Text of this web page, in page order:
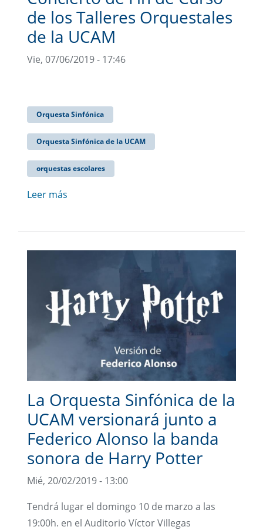
de los Talleres Orquestales
de la UCAM
Vie, 07/06/2019 - 17:46
Orquesta Sinfónica
Orquesta Sinfónica de la UCAM
orquestas escolares
Leer más
La Orquesta Sinfónica de la
UCAM versionará junto a
Federico Alonso la banda
sonora de Harry Potter
Mié, 20/02/2019 - 13:00
Tendrá lugar el domingo 10 de marzo a las
19:00h. en el Auditorio Víctor Villegas